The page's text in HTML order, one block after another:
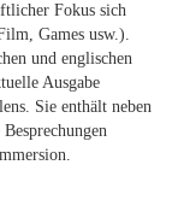
Fokus sich
Games usw.).
und englischen
Ausgabe
Sie enthält neben